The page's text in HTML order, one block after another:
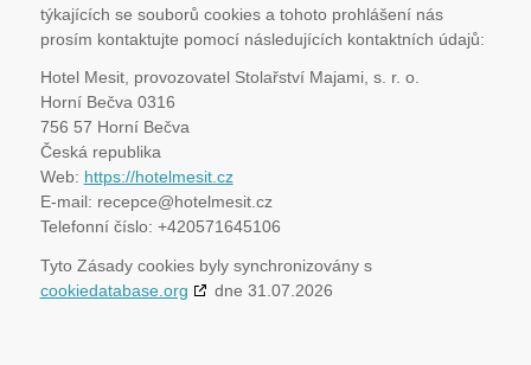
týkajících se souborů cookies a tohoto prohlášení nás
prosím kontaktujte pomocí následujících kontaktních údajů:
Hotel Mesit, provozovatel Stolařství Majami, s. r. o.
Horní Bečva 0316
756 57 Horní Bečva
Česká republika
Web: https://hotelmesit.cz
E-mail: recepce@hotelmesit.cz
Telefonní číslo: +420571645106
Tyto Zásady cookies byly synchronizovány s
cookiedatabase.org
dne 31.07.2026